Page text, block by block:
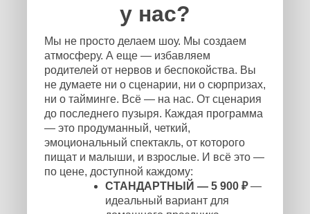
у нас?
Мы не просто делаем шоу. Мы создаем
атмосферу. А еще — избавляем
родителей от нервов и беспокойства. Вы
не думаете ни о сценарии, ни о сюрпризах,
ни о тайминге. Всё — на нас. От сценария
до последнего пузыря. Каждая программа
— это продуманный, четкий,
эмоциональный спектакль, от которого
пищат и малыши, и взрослые. И всё это —
по цене, доступной каждому:
СТАНДАРТНЫЙ — 5 900 ₽—
идеальный вариант для